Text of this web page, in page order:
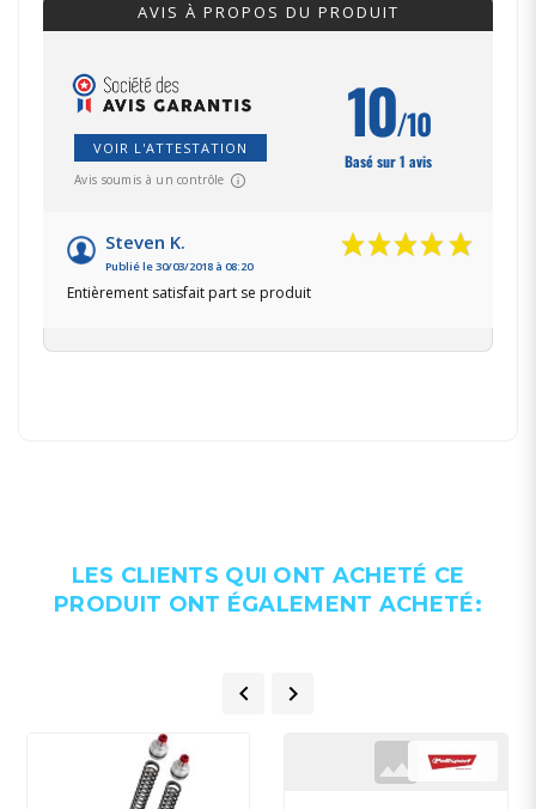
AVIS À PROPOS DU PRODUIT
VOIR L'ATTESTATION
Avis soumis à un contrôle
10/10
Basé sur 1 avis
Steven K.
Publié le 30/03/2018 à 08:20
Entièrement satisfait part se produit
LES CLIENTS QUI ONT ACHETÉ CE
PRODUIT ONT ÉGALEMENT ACHETÉ:
 